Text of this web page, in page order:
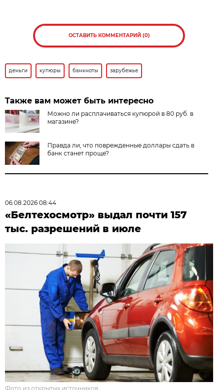
ОСТАВИТЬ КОММЕНТАРИЙ (0)
деньги купюры банкноты зарубежье
Также вам может быть интересно
Можно ли расплачиваться купюрой в 80 руб. в
магазине?
Правда ли, что поврежденные доллары сдать в
банк станет проще?
06.08.2026 08:44
«Белтехосмотр» выдал почти 157
тыс. разрешений в июле
Фото из открытых источников